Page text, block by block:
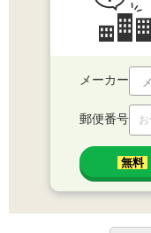
メーカー
郵便番号
無料